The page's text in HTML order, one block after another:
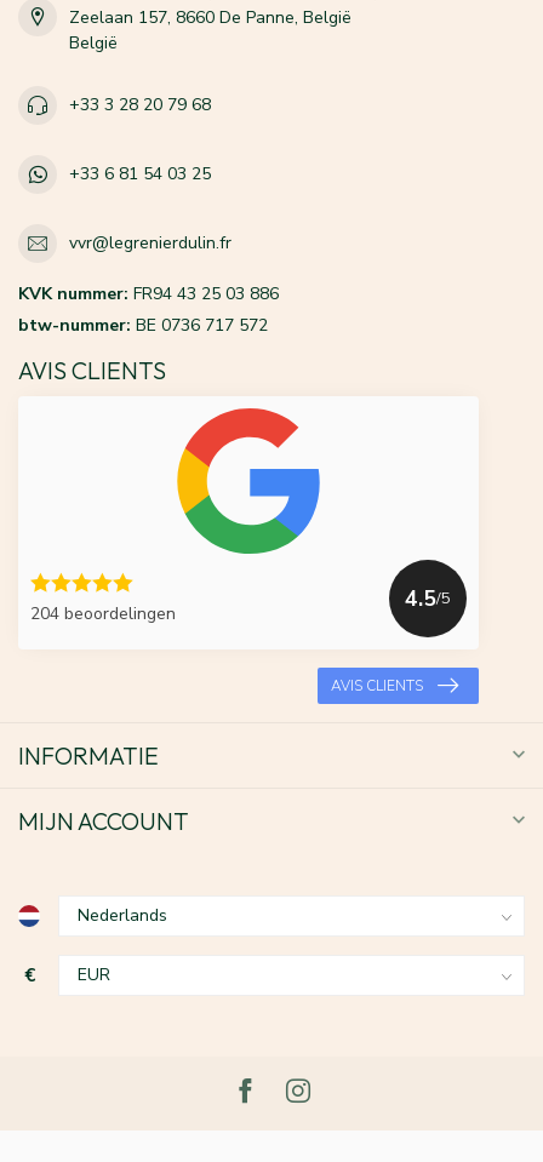
Zeelaan 157, 8660 De Panne, België
België
+33 3 28 20 79 68
+33 6 81 54 03 25
vvr@legrenierdulin.fr
KVK nummer: FR94 43 25 03 886
btw-nummer: BE 0736 717 572
AVIS CLIENTS
204 beoordelingen
4.5/5
AVIS CLIENTS
INFORMATIE
MIJN ACCOUNT
€